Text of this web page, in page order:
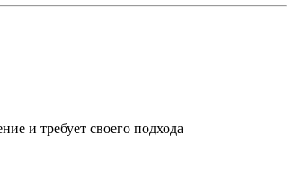
и требует своего подхода